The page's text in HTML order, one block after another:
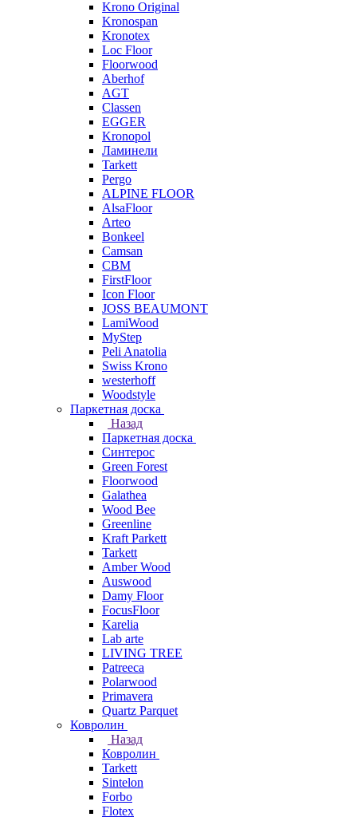
Krono Original
Kronospan
Kronotex
Loc Floor
Floorwood
Aberhof
AGT
Classen
EGGER
Kronopol
Ламинели
Tarkett
Pergo
ALPINE FLOOR
AlsaFloor
Arteo
Bonkeel
Camsan
CBM
FirstFloor
Icon Floor
JOSS BEAUMONT
LamiWood
MyStep
Peli Anatolia
Swiss Krono
westerhoff
Woodstyle
Паркетная доска
Назад
Паркетная доска
Синтерос
Green Forest
Floorwood
Galathea
Wood Bee
Greenline
Kraft Parkett
Tarkett
Amber Wood
Auswood
Damy Floor
FocusFloor
Karelia
Lab arte
LIVING TREE
Patreeca
Polarwood
Primavera
Quartz Parquet
Ковролин
Назад
Ковролин
Tarkett
Sintelon
Forbo
Flotex